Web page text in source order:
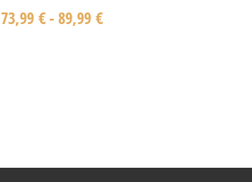
73,99 €- 89,99 €